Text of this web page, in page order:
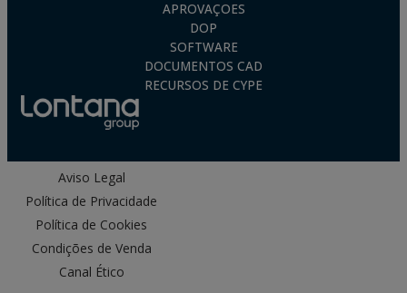
APROVAÇOES
DOP
SOFTWARE
DOCUMENTOS CAD
RECURSOS DE CYPE
Aviso Legal
Política de Privacidade
Política de Cookies
Condições de Venda
Canal Ético